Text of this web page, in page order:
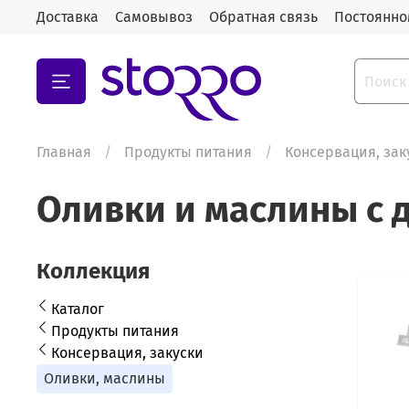
Доставка Самовывоз Обратная связь
Главная Продукты питания Консервация,
Оливки и маслины с
Коллекция
Каталог
Продукты питания
Консервация, закуски
Оливки, маслины